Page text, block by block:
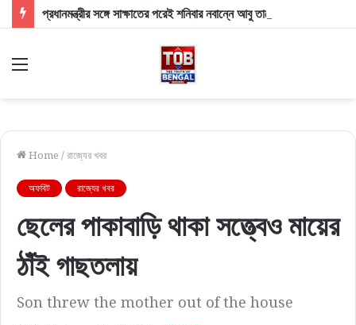
Menu
Home /রাজ্যের খবর
অফবিট রাজ্যের খবর
ছেলের পাকাবাড়ি থাকা সত্ত্বেও মায়ের
ঠাঁই গাছতলায়
Son threw the mother out of the house